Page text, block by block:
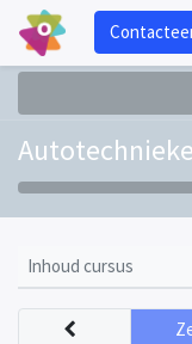
Inhoud cursus